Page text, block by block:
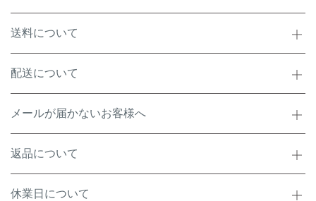
送料について
配送について
メールが届かないお客様へ
返品について
休業日について